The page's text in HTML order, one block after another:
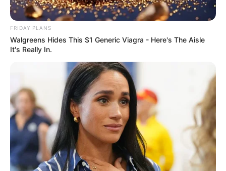
FRIDAY PLANS
Walgreens Hides This $1 Generic Viagra - Here's The Aisle
It's Really In.